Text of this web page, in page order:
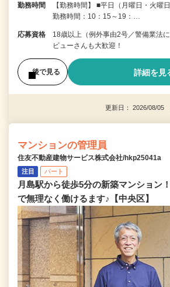
勤務時間
【勤務時間】 ■平日（月曜日・火曜
勤務時間：10：15～19：…
応募資格
18歳以上（例外事由2号／警備業法
ビューさんも大歓迎！
後で見る 詳細を見
更新日： 2026/08/05
マンションの管理員
住友不動産建物サービス株式会社/hkp25041a
注目 パート
月島駅から徒歩5分の新築マンション
で無理なく働けるます♪【中央区】